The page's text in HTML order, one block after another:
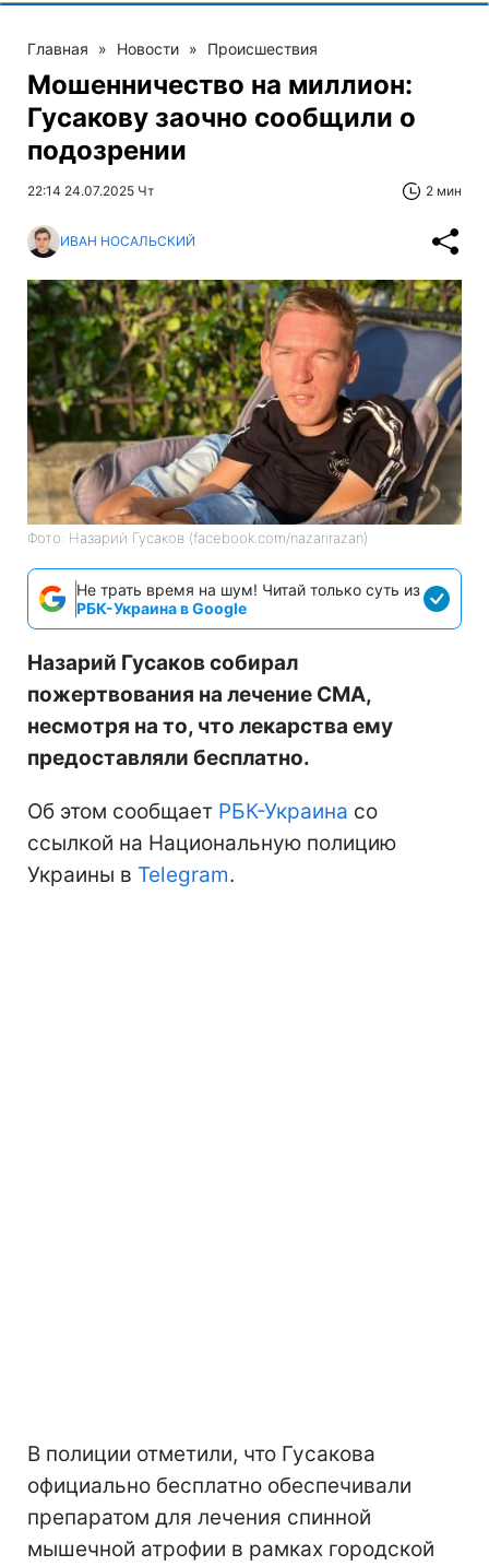
Главная » Новости » Происшествия
Мошенничество на миллион:
Гусакову заочно сообщили о
подозрении
22:14 24.07.2025 Чт 2 мин
ИВАН НОСАЛЬСКИЙ
Фото: Назарий Гусаков (facebook.com/nazarirazan)
Не трать время на шум! Читай только суть из
РБК-Украина в Google
Назарий Гусаков собирал
пожертвования на лечение СМА,
несмотря на то, что лекарства ему
предоставляли бесплатно.
Об этом сообщает РБК-Украина со
ссылкой на Национальную полицию
Украины в Telegram.
В полиции отметили, что Гусакова
официально бесплатно обеспечивали
препаратом для лечения спинной
мышечной атрофии в рамках городской